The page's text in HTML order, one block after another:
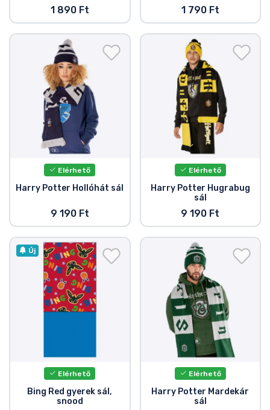
1 890 Ft 1 790 Ft
Elérhető
Harry Potter Hollóhát sál
9 190 Ft
Elérhető
Harry Potter Hugrabug
sál
9 190 Ft
Új
Elérhető
Bing Red gyerek sál,
snood
Elérhető
Harry Potter Mardekár
sál